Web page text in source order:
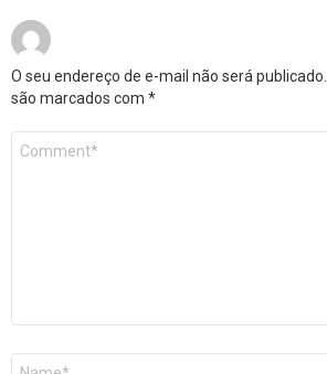
O seu endereço de e-mail não será publicado.
são marcados com *
Comentário
Nome